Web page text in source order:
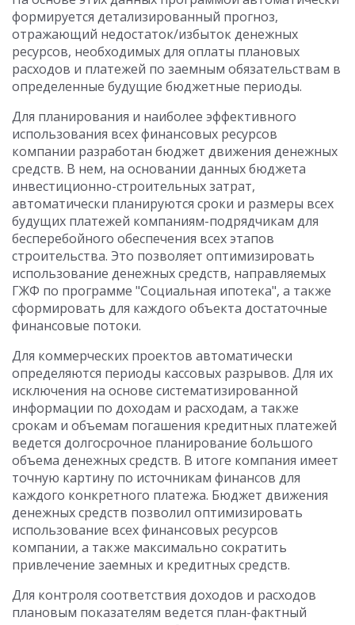
формируется детализированный прогноз,
отражающий недостаток/избыток денежных
ресурсов, необходимых для оплаты плановых
расходов и платежей по заемным обязательствам в
определенные будущие бюджетные периоды.
Для планирования и наиболее эффективного
использования всех финансовых ресурсов
компании разработан бюджет движения денежных
средств. В нем, на основании данных бюджета
инвестиционно-строительных затрат,
автоматически планируются сроки и размеры всех
будущих платежей компаниям-подрядчикам для
бесперебойного обеспечения всех этапов
строительства. Это позволяет оптимизировать
использование денежных средств, направляемых
ГЖФ по программе "Социальная ипотека", а также
сформировать для каждого объекта достаточные
финансовые потоки.
Для коммерческих проектов автоматически
определяются периоды кассовых разрывов. Для их
исключения на основе систематизированной
информации по доходам и расходам, а также
срокам и объемам погашения кредитных платежей
ведется долгосрочное планирование большого
объема денежных средств. В итоге компания имеет
точную картину по источникам финансов для
каждого конкретного платежа. Бюджет движения
денежных средств позволил оптимизировать
использование всех финансовых ресурсов
компании, а также максимально сократить
привлечение заемных и кредитных средств.
Для контроля соответствия доходов и расходов
плановым показателям ведется план-фактный